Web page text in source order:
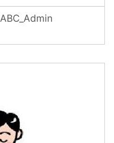
ABC_Admin